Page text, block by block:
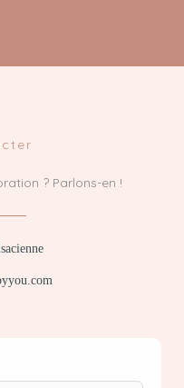
? Parlons-en !